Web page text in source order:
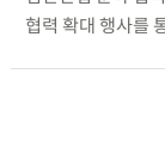
협력 확대 행사를